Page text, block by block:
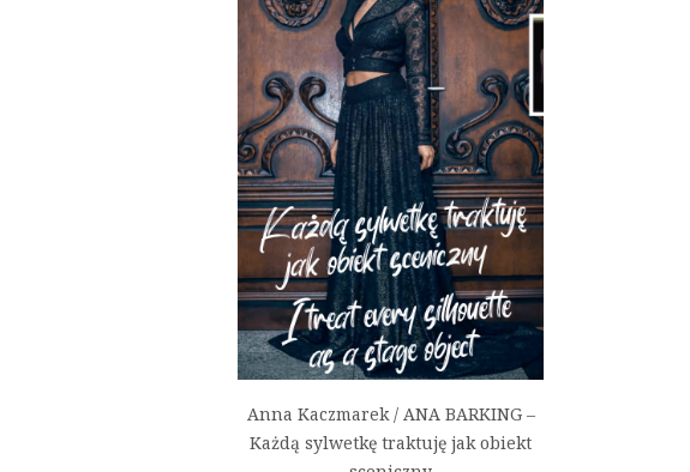
Anna Kaczmarek / ANA BARKING –
Każdą sylwetkę traktuję jak obiekt